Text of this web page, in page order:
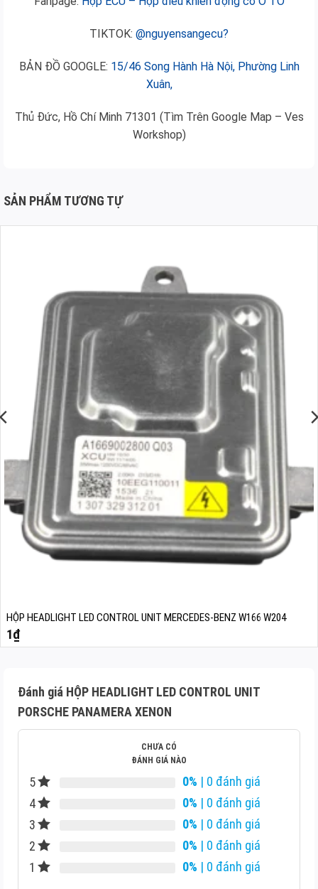
TIKTOK: @nguyensangecu?
BẢN ĐỒ GOOGLE: 15/46 Song Hành Hà Nội, Phường Linh
Xuân,
Thủ Đức, Hồ Chí Minh 71301 (Tìm Trên Google Map – Ves
Workshop)
SẢN PHẨM TƯƠNG TỰ
HỘP HEADLIGHT LED CONTROL UNIT MERCEDES-BENZ W166 W204
1₫
Đánh giá HỘP HEADLIGHT LED CONTROL UNIT
PORSCHE PANAMERA XENON
CHƯA CÓ
ĐÁNH GIÁ NÀO
5 0% | 0 đánh giá
4
0% | 0 đánh giá
3
0% | 0 đánh giá
2
0% | 0 đánh giá
1
0% | 0 đánh giá